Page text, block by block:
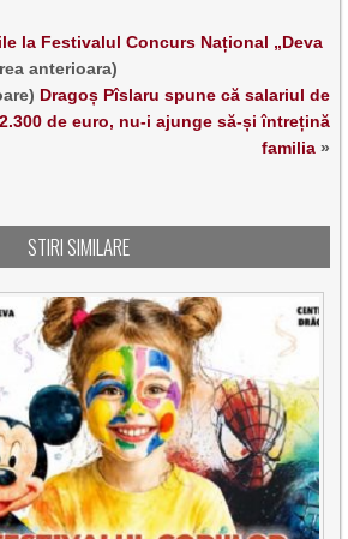
la Festivalul Concurs Național „Deva
anterioara)
Dragoș Pîslaru spune că salariul de
de euro, nu-i ajunge să-și întrețină
familia»
STIRI SIMILARE